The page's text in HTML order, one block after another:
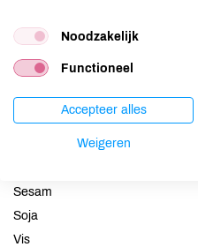
Gluten
Lupine
Mosterd
Noten
Schaaldieren
Sesam
Soja
Vis
Noodzakelijk
Functioneel
Accepteer alles
Weigeren